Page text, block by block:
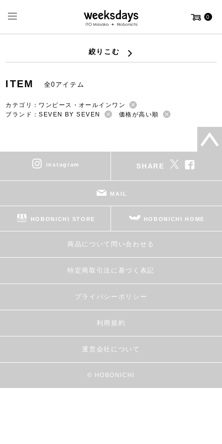
0
絞りこむ
ITEM 全0アイテム
カテゴリ：ワンピース・オールインワン
ブランド：SEVEN BY SEVEN
価格が高い順
instagram SHARE
MAIL
HOBONICHI STORE HOBONICHI HOME
商品について問い合わせる
特定商取引法に基づく表記
プライバシーポリシー
利用規約
運営会社について
© HOBONICHI